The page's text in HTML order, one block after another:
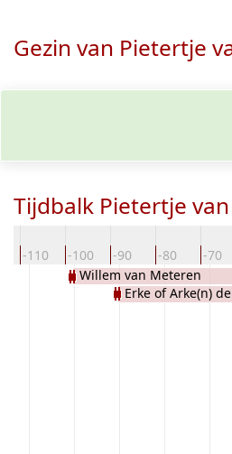
Gezin van Pietertje
Tijdbalk Pietertje
-110 -100 -90 -80 -70
Willem van Meteren
Erke of Arke(n)